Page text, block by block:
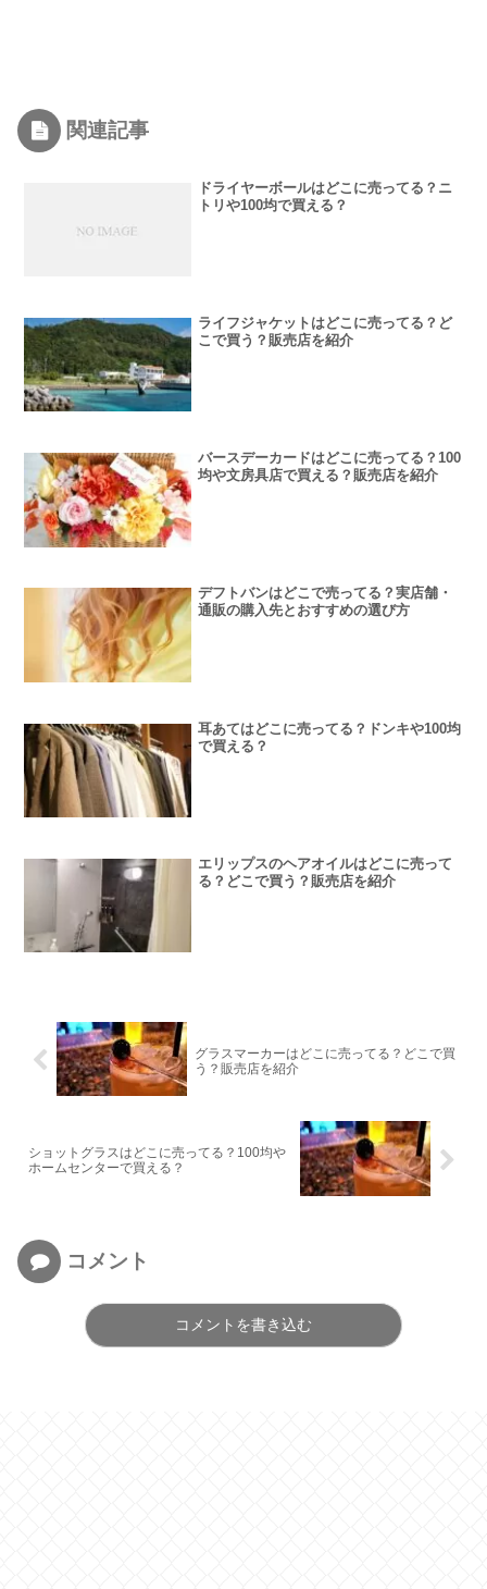
関連記事
ドライヤーボールはどこに売ってる？ニ
トリや100均で買える？
ライフジャケットはどこに売ってる？ど
こで買う？販売店を紹介
バースデーカードはどこに売ってる？100
均や文房具店で買える？販売店を紹介
デフトバンはどこで売ってる？実店舗・
通販の購入先とおすすめの選び方
耳あてはどこに売ってる？ドンキや100均
で買える？
エリップスのヘアオイルはどこに売って
る？どこで買う？販売店を紹介
グラスマーカーはどこに売ってる？どこで買
う？販売店を紹介
ショットグラスはどこに売ってる？100均や
ホームセンターで買える？
コメント
コメントを書き込む